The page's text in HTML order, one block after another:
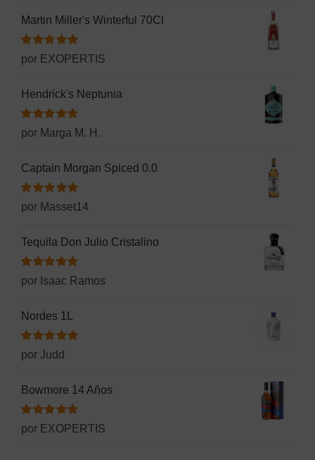
Martin Miller's Winterful 70Cl
Valorado
con
por EXOPERTIS
Hendrick's Neptunia
Valorado
con
por Marga M. H.
Captain Morgan Spiced 0.0
Valorado
con
por Masset14
Tequila Don Julio Cristalino
Valorado
con
por Isaac Ramos
Nordes 1L
Valorado
con
por Judd
Bowmore 14 Años
Valorado
con
por EXOPERTIS